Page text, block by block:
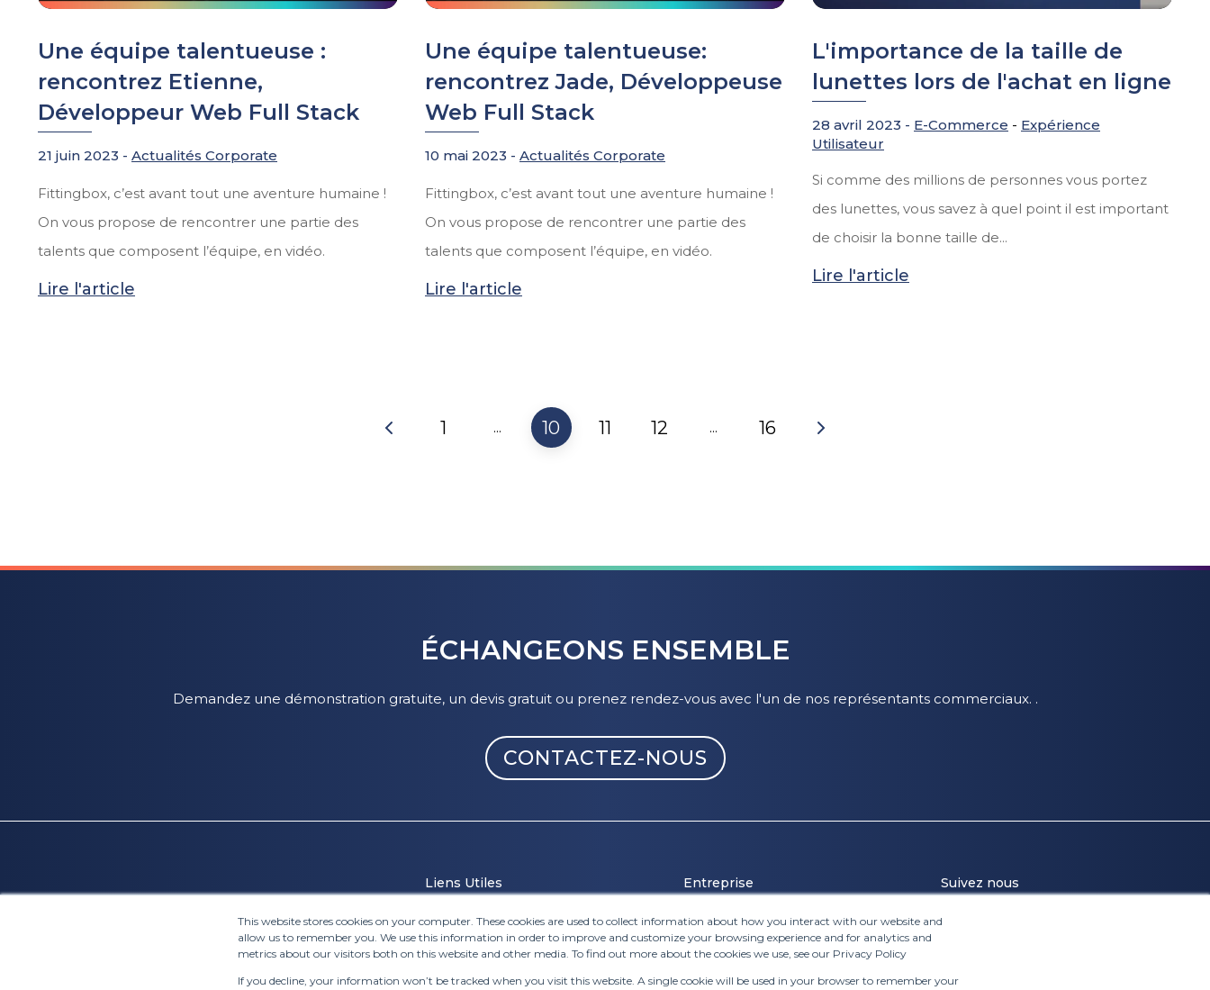
This website stores cookies on your computer. These cookies are used to collect information about how you interact with our website and
allow us to remember you. We use this information in order to improve and customize your browsing experience and for analytics and
metrics about our visitors both on this website and other media. To find out more about the cookies we use, see our Privacy Policy
If you decline, your information won’t be tracked when you visit this website. A single cookie will be used in your browser to remember your
Une équipe talentueuse :
rencontrez Etienne,
Développeur Web Full Stack
21 juin 2023 - Actualités Corporate
Fittingbox, c’est avant tout une aventure humaine !
On vous propose de rencontrer une partie des
talents que composent l’équipe, en vidéo.
Lire l'article
Une équipe talentueuse:
rencontrez Jade, Développeuse
Web Full Stack
10 mai 2023 - Actualités Corporate
Fittingbox, c’est avant tout une aventure humaine !
On vous propose de rencontrer une partie des
talents que composent l’équipe, en vidéo.
Lire l'article
L'importance de la taille de
lunettes lors de l'achat en ligne
28 avril 2023 - E-Commerce - Expérience
Utilisateur
Si comme des millions de personnes vous portez
des lunettes, vous savez à quel point il est important
de choisir la bonne taille de...
Lire l'article
1 ... 10 11 12 ... 16
ÉCHANGEONS ENSEMBLE
Demandez une démonstration gratuite, un devis gratuit ou prenez rendez-vous avec l'un de nos représentants commerciaux. .
CONTACTEZ-NOUS
Liens Utiles
Support Client
FAQ
Conditions Générales
Entreprise
A Propos
Notre Technologie
Rejoignez-nous
Suivez nous